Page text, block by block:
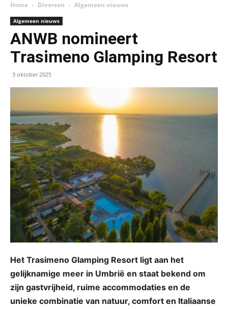
Home Diversen Algemeen nieuws
Algemeen nieuws
ANWB nomineert
Trasimeno Glamping Resort
3 oktober 2025
Het Trasimeno Glamping Resort ligt aan het
gelijknamige meer in Umbrië en staat bekend om
zijn gastvrijheid, ruime accommodaties en de
unieke combinatie van natuur, comfort en Italiaanse